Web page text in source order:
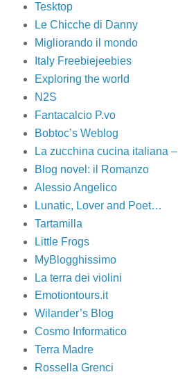
Tesktop
Le Chicche di Danny
Migliorando il mondo
Italy Freebiejeebies
Exploring the world
N2S
Fantacalcio P.vo
Bobtoc’s Weblog
La zucchina cucina italiana
Blog novel: il Romanzo
Alessio Angelico
Lunatic, Lover and Poet…
Tartamilla
Little Frogs
MyBlogghissimo
La terra dei violini
Emotiontours.it
Wilander’s Blog
Cosmo Informatico
Terra Madre
Rossella Grenci